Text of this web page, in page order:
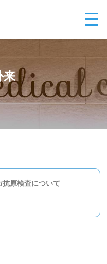
来
抗原検査について